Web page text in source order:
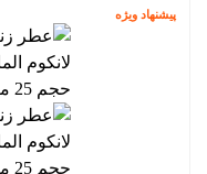
پیشنهاد ویژه